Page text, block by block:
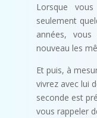
Lorsque
seulement
années,
nouveau les
Et puis, à
vivrez avec lui
seconde est
vous rappeler